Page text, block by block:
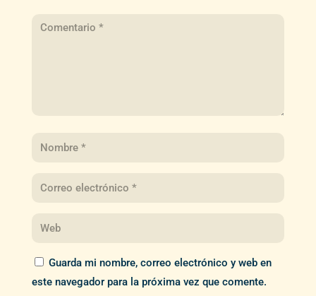
Guarda mi nombre, correo electrónico y web en
este navegador para la próxima vez que comente.